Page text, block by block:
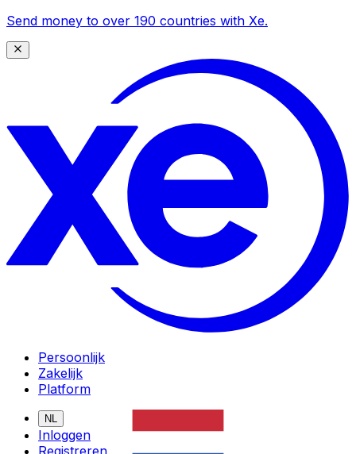
Send money to over 190 countries with Xe.
Persoonlijk
Zakelijk
Platform
NL
Inloggen